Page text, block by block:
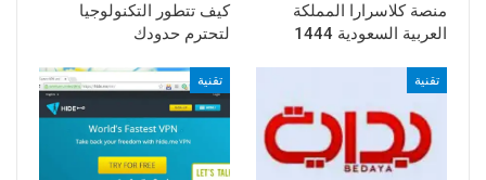
منصة كلاسرارا المملكة
العربية السعودية 1444
كيف تتطور التكنولوجيا
لتحترم حدودك
تقنية تقنية